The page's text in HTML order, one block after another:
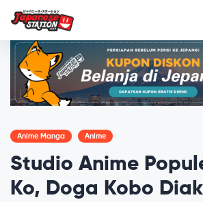
Anime Manga Anime
Studio Anime
Ko, Doga Kobo